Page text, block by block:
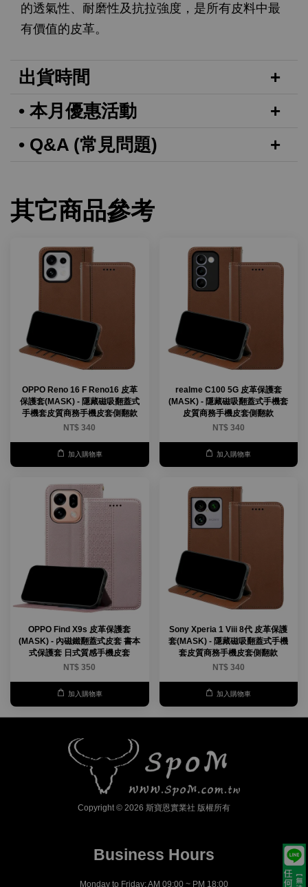
的透氣性、耐磨性及抗拉強度，是所有皮料中最
有價值的皮革。
出貨時間
• 本月優惠活動
• Q&A (常見問題)
其它商品參考
OPPO Reno 16 F Reno16 皮革
保護套(MASK) - 隱藏磁吸翻蓋式
手機套皮質商務手機皮套側翻款
NT$ 340
加入購物車
realme C100 5G 皮革保護套
(MASK) - 隱藏磁吸翻蓋式手機套
皮質商務手機皮套側翻款
NT$ 340
加入購物車
OPPO Find X9s 皮革保護套
(MASK) - 內磁鐵翻蓋式皮套 書本
式保護套 日式質感手機皮套
NT$ 350
加入購物車
Sony Xperia 1 Viii 8代 皮革保護
套(MASK) - 隱藏磁吸翻蓋式手機
套皮質商務手機皮套側翻款
NT$ 340
加入購物車
Copyright © 2026 斯寶恩實業社 版權所有
Business Hours
Monday to Friday: AM 09:00 ~ PM 18:00